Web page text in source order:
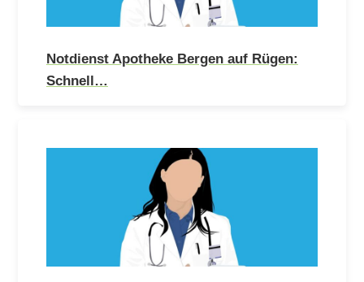
Notdienst Apotheke Bergen auf Rügen:
Schnell…